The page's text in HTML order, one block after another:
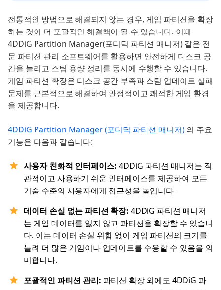
전통적인 방법으로 해결되지 않는 경우, 게임 파티션을 확장
하는 것이 더 포괄적인 해결책이 될 수 있습니다. 이때
4DDiG Partition Manager(포디딕 파티션 매니저) 같은 전
문 파티션 관리 소프트웨어를 활용하면 안전하게 디스크 공
간을 늘리고 스팀 용량 정리를 동시에 수행할 수 있습니다.
게임 파티션 확장은 디스크 공간 부족과 스팀 업데이트 실패
문제를 근본적으로 해결하여 안정적이고 쾌적한 게임 환경
을 제공합니다.
4DDiG Partition Manager (포디딕 파티션 매니저) 의 주요
기능은 다음과 같습니다:
사용자 친화적 인터페이스: 4DDiG 파티션 매니저는 직
관적이고 사용하기 쉬운 인터페이스를 제공하여 모든
기술 수준의 사용자에게 접근성을 높입니다.
데이터 손실 없는 파티션 확장: 4DDiG 파티션 매니저
는 게임 데이터를 잃지 않고 파티션을 확장할 수 있습니
다. 이는 데이터 손실 위험 없이 게임 파티션의 크기를
늘려 더 많은 게임이나 업데이트를 수용할 수 있음을 의
미합니다.
포괄적인 파티션 관리: 파티션 확장 외에도 4DDiG 파